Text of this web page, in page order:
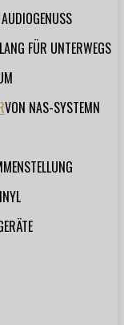
FÜR UNTERWEGS
VON NAS-SYSTEMN